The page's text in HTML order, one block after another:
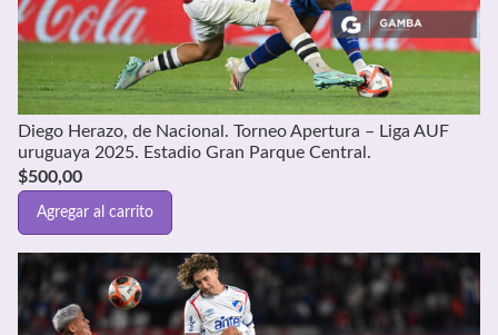
Diego Herazo, de Nacional. Torneo Apertura – Liga AUF
uruguaya 2025. Estadio Gran Parque Central.
$500,00
Agregar al carrito